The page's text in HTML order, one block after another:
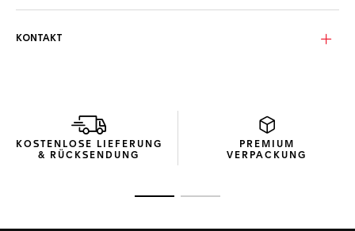
KONTAKT
KOSTENLOSE LIEFERUNG
& RÜCKSENDUNG
PREMIUM
VERPACKUNG